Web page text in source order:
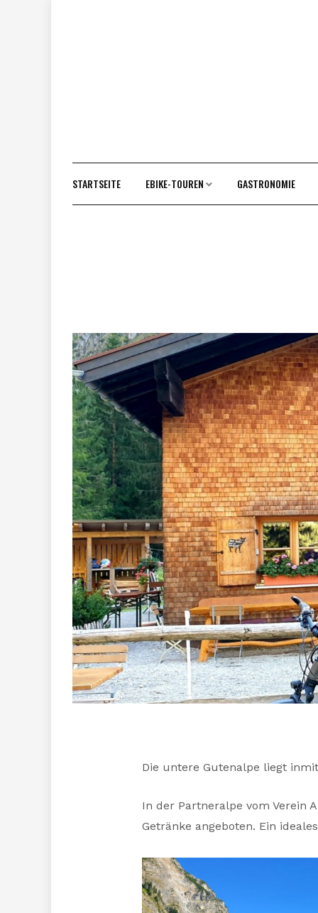
STARTSEITE EBIKE-TOUREN GASTRONOMIE
Die untere Gutenalpe liegt
In der Partneralpe vom Verein
Getränke angeboten. Ein